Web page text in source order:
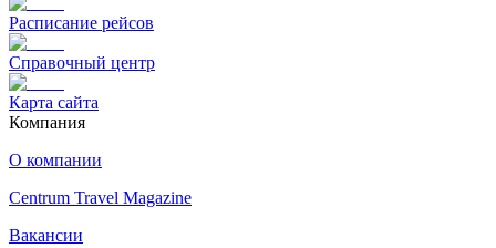
Расписание рейсов
Справочный центр
Карта сайта
Компания
О компании
Centrum Travel Magazine
Вакансии